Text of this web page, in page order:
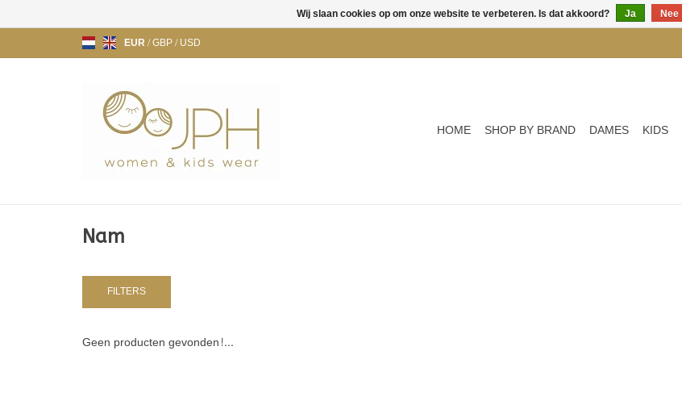
EUR/GBP/USD
HOME SHOP BY BRAND DAMES KIDS
Nam
FILTERS
Geen producten gevonden!...
Wij slaan cookies op om onze website te verbeteren. Is dat akkoord? Ja Nee